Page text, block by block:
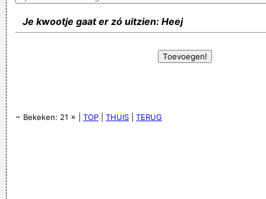
Je kwootje gaat er zó uitzien: Heej
~ Bekeken: 21 × | TOP THUIS TERUG